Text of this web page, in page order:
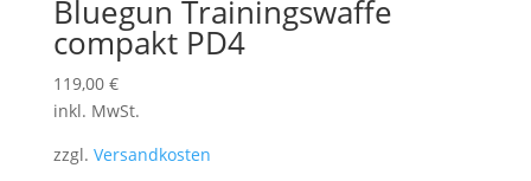
Bluegun Trainingswaffe
compakt PD4
119,00 €
inkl. MwSt.
zzgl. Versandkosten